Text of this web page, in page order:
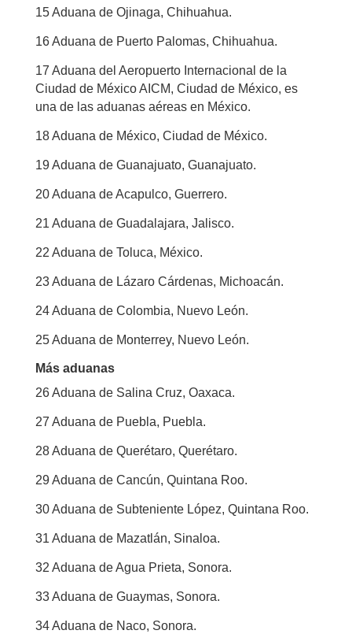
15 Aduana de Ojinaga, Chihuahua.
16 Aduana de Puerto Palomas, Chihuahua.
17 Aduana del Aeropuerto Internacional de la
Ciudad de México AICM, Ciudad de México, es
una de las aduanas aéreas en México.
18 Aduana de México, Ciudad de México.
19 Aduana de Guanajuato, Guanajuato.
20 Aduana de Acapulco, Guerrero.
21 Aduana de Guadalajara, Jalisco.
22 Aduana de Toluca, México.
23 Aduana de Lázaro Cárdenas, Michoacán.
24Aduana de Colombia, Nuevo León.
25 Aduana de Monterrey, Nuevo León.
Más aduanas
26 Aduana de Salina Cruz, Oaxaca.
27 Aduana de Puebla, Puebla.
28 Aduana de Querétaro, Querétaro.
29 Aduana de Cancún, Quintana Roo.
30 Aduana de Subteniente López, Quintana Roo.
31 Aduana de Mazatlán, Sinaloa.
32 Aduana de Agua Prieta, Sonora.
33 Aduana de Guaymas, Sonora.
34 Aduana de Naco, Sonora.